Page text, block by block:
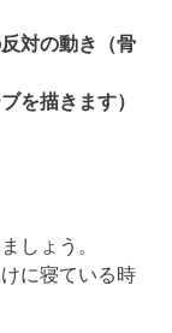
対の動き（骨
を描きます）
しょう。
に寝ている時